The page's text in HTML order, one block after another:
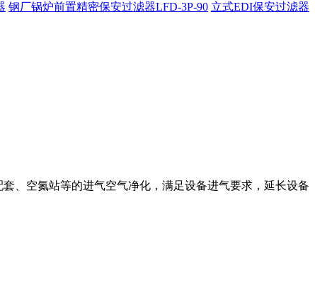
钢厂锅炉前置精密保安过滤器LFD-3P-90 立式EDI保安过滤器
、空氮站等的进气空气净化，满足设备进气要求，延长设备